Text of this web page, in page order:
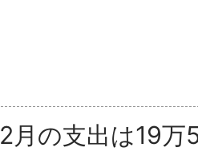
2月の支出は19万